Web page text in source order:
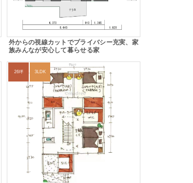
外からの視線カットでプライバシー充実、家
族みんなが安心して暮らせる家
26坪 3LDK